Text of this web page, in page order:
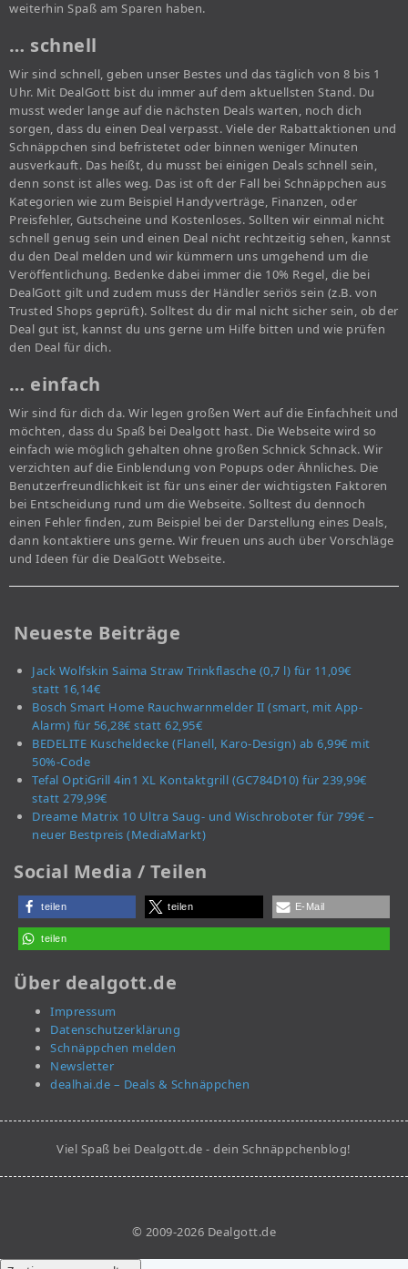
weiterhin Spaß am Sparen haben.
… schnell
Wir sind schnell, geben unser Bestes und das täglich von 8 bis 1
Uhr. Mit DealGott bist du immer auf dem aktuellsten Stand. Du
musst weder lange auf die nächsten Deals warten, noch dich
sorgen, dass du einen Deal verpasst. Viele der Rabattaktionen und
Schnäppchen sind befristetet oder binnen weniger Minuten
ausverkauft. Das heißt, du musst bei einigen Deals schnell sein,
denn sonst ist alles weg. Das ist oft der Fall bei Schnäppchen aus
Kategorien wie zum Beispiel Handyverträge, Finanzen, oder
Preisfehler, Gutscheine und Kostenloses. Sollten wir einmal nicht
schnell genug sein und einen Deal nicht rechtzeitig sehen, kannst
du den Deal melden und wir kümmern uns umgehend um die
Veröffentlichung. Bedenke dabei immer die 10% Regel, die bei
DealGott gilt und zudem muss der Händler seriös sein (z.B. von
Trusted Shops geprüft). Solltest du dir mal nicht sicher sein, ob der
Deal gut ist, kannst du uns gerne um Hilfe bitten und wie prüfen
den Deal für dich.
… einfach
Wir sind für dich da. Wir legen großen Wert auf die Einfachheit und
möchten, dass du Spaß bei Dealgott hast. Die Webseite wird so
einfach wie möglich gehalten ohne großen Schnick Schnack. Wir
verzichten auf die Einblendung von Popups oder Ähnliches. Die
Benutzerfreundlichkeit ist für uns einer der wichtigsten Faktoren
bei Entscheidung rund um die Webseite. Solltest du dennoch
einen Fehler finden, zum Beispiel bei der Darstellung eines Deals,
dann kontaktiere uns gerne. Wir freuen uns auch über Vorschläge
und Ideen für die DealGott Webseite.
Neueste Beiträge
Jack Wolfskin Saima Straw Trinkflasche (0,7 l) für 11,09€
statt 16,14€
Bosch Smart Home Rauchwarnmelder II (smart, mit App-
Alarm) für 56,28€ statt 62,95€
BEDELITE Kuscheldecke (Flanell, Karo-Design) ab 6,99€ mit
50%-Code
Tefal OptiGrill 4in1 XL Kontaktgrill (GC784D10) für 239,99€
statt 279,99€
Dreame Matrix 10 Ultra Saug- und Wischroboter für 799€ –
neuer Bestpreis (MediaMarkt)
Social Media / Teilen
teilen teilen E-Mail
teilen
Über dealgott.de
Impressum
Datenschutzerklärung
Schnäppchen melden
Newsletter
dealhai.de – Deals & Schnäppchen
Viel Spaß bei Dealgott.de - dein Schnäppchenblog!
© 2009-2026 Dealgott.de